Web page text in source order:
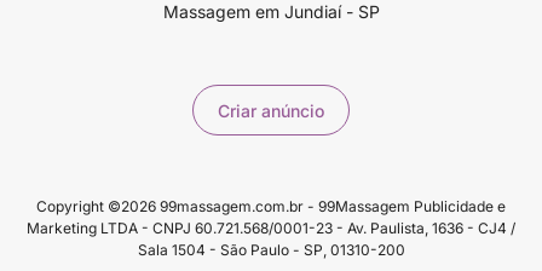
Massagem em Jundiaí - SP
Criar anúncio
Copyright ©2026 99massagem.com.br - 99Massagem Publicidade e
Marketing LTDA - CNPJ 60.721.568/0001-23 - Av. Paulista, 1636 - CJ4 /
Sala 1504 - São Paulo - SP, 01310-200